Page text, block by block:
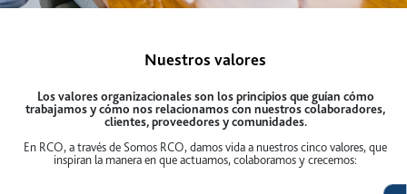
Nuestros valores
Los valores organizacionales son los principios que guían cómo
trabajamos y cómo nos relacionamos con nuestros colaboradores,
clientes, proveedores y comunidades.
En RCO, a través de Somos RCO, damos vida a nuestros cinco valores, que
inspiran la manera en que actuamos, colaboramos y crecemos: